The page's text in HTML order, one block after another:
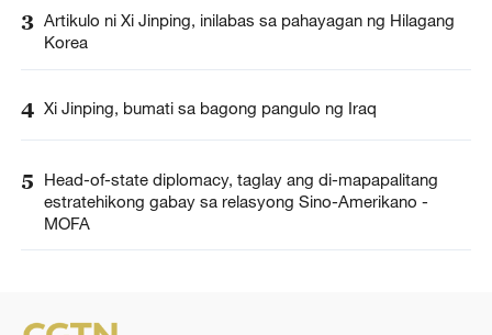
3 Artikulo ni Xi Jinping, inilabas sa pahayagan ng Hilagang
Korea
4 Xi Jinping, bumati sa bagong pangulo ng Iraq
5
Head-of-state diplomacy, taglay ang di-mapapalitang
estratehikong gabay sa relasyong Sino-Amerikano -
MOFA